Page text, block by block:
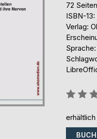
72 Seiten
ISBN-
Verlag:
erhältlich
BUCH